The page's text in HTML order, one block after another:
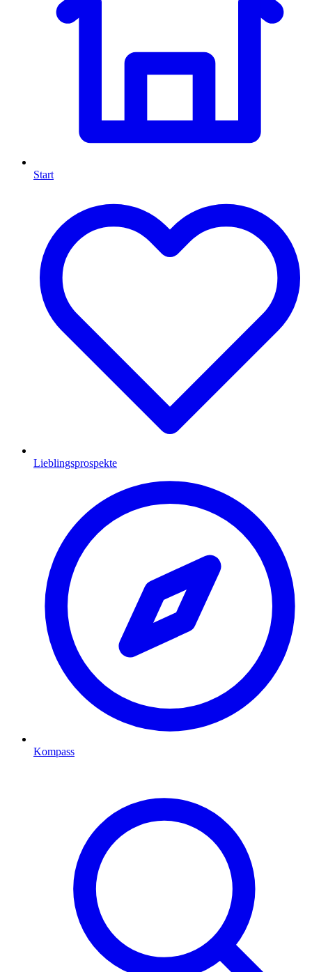
Start
Lieblingsprospekte
Kompass